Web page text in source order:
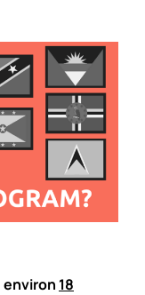
environ 18